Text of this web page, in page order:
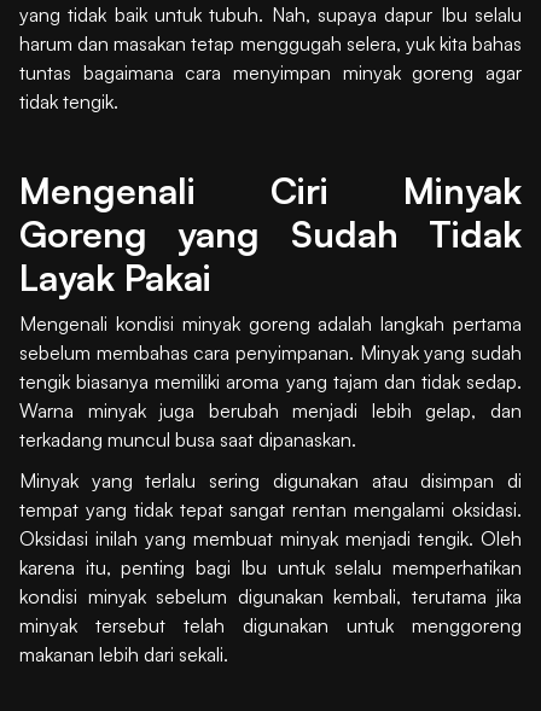
yang tidak baik untuk tubuh. Nah, supaya dapur Ibu selalu
harum dan masakan tetap menggugah selera, yuk kita bahas
tuntas bagaimana cara menyimpan minyak goreng agar
tidak tengik.
Mengenali Ciri Minyak
Goreng yang Sudah Tidak
Layak Pakai
Mengenali kondisi minyak goreng adalah langkah pertama
sebelum membahas cara penyimpanan. Minyak yang sudah
tengik biasanya memiliki aroma yang tajam dan tidak sedap.
Warna minyak juga berubah menjadi lebih gelap, dan
terkadang muncul busa saat dipanaskan.
Minyak yang terlalu sering digunakan atau disimpan di
tempat yang tidak tepat sangat rentan mengalami oksidasi.
Oksidasi inilah yang membuat minyak menjadi tengik. Oleh
karena itu, penting bagi Ibu untuk selalu memperhatikan
kondisi minyak sebelum digunakan kembali, terutama jika
minyak tersebut telah digunakan untuk menggoreng
makanan lebih dari sekali.